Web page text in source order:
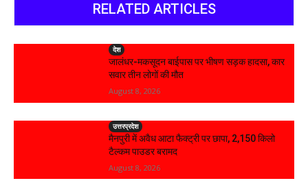
RELATED ARTICLES
देश
जालंधर-मकसूदन बाईपास पर भीषण सड़क हादसा, कार
सवार तीन लोगों की मौत
August 8, 2026
उत्तरप्रदेश
मैनपुरी में अवैध आटा फैक्ट्री पर छापा, 2,150 किलो
टैल्कम पाउडर बरामद
August 8, 2026